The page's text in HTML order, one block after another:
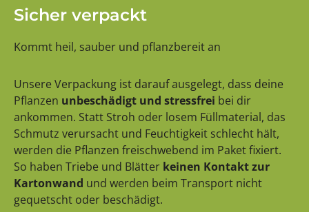
Sicher verpackt
Kommt heil, sauber und pflanzbereit an
Unsere Verpackung ist darauf ausgelegt, dass deine
Pflanzen unbeschädigt und stressfrei bei dir
ankommen. Statt Stroh oder losem Füllmaterial, das
Schmutz verursacht und Feuchtigkeit schlecht hält,
werden die Pflanzen freischwebend im Paket fixiert.
So haben Triebe und Blätter keinen Kontakt zur
Kartonwand und werden beim Transport nicht
gequetscht oder beschädigt.